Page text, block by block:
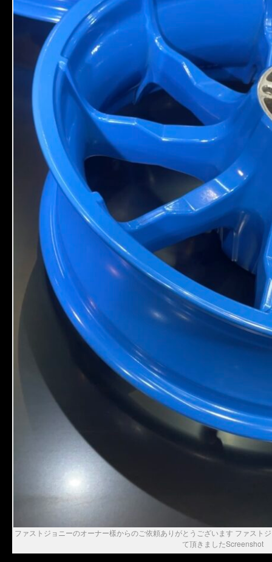
ファストジョニーのオーナー樣からのご依頼ありがとうございます ファスト
て頂きましたScreenshot